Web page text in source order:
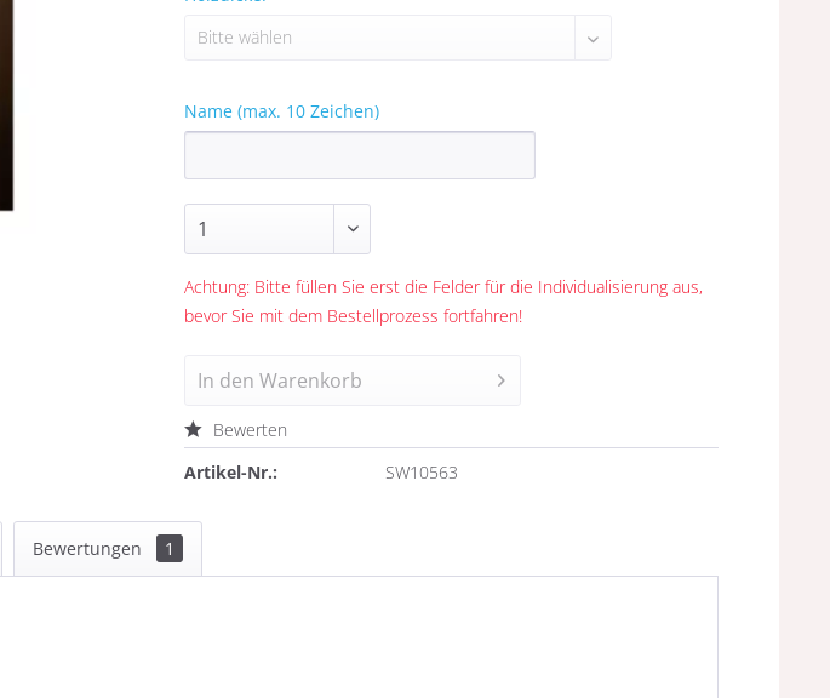
Name (max. 10 Zeichen)
Achtung: Bitte füllen Sie erst die Felder für die Individualisierung aus,
bevor Sie mit dem Bestellprozess fortfahren!
In den Warenkorb
Bewerten
Artikel-Nr.:
SW10563
Bewertungen 1